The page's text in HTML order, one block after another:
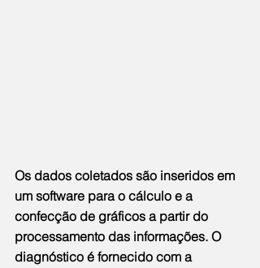
Os dados coletados são inseridos em
um software para o cálculo e a
confecção de gráficos a partir do
processamento das informações. O
diagnóstico é fornecido com a